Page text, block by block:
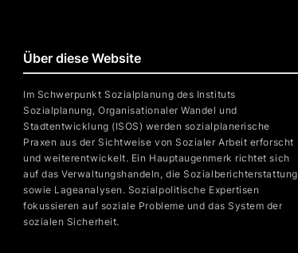
Über diese Website
Im Schwerpunkt Sozialplanung des Instituts
Sozialplanung, Organisationaler Wandel und
Stadtentwicklung (ISOS) werden sozialplanerische
Praxen aus der Sichtweise von Sozialer Arbeit erforscht
und weiterentwickelt. Ein Hauptaugenmerk richtet sich
auf das Verwaltungshandeln, die Sozialberichterstattung
sowie Lageanalysen. Sozialpolitische Expertisen
fokussieren auf soziale Probleme und das System der
sozialen Sicherheit.